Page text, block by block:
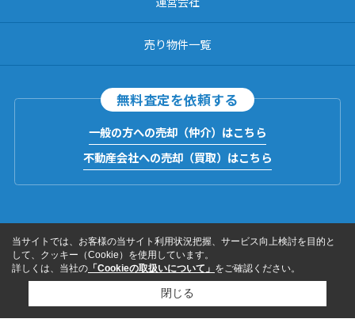
売り物件一覧
無料査定を依頼する
一般の方への売却（仲介）はこちら
不動産会社への売却（買取）はこちら
当サイトでは、お客様の当サイト利用状況把握、サービス向上検討を目的と
して、クッキー（Cookie）を使用しています。
詳しくは、当社の 「Cookieの取扱いについて」 をご確認ください。
閉じる